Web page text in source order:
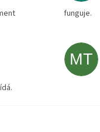
funguje.
MT